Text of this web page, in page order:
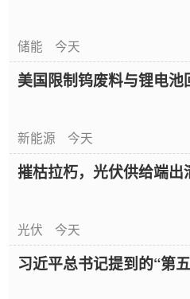
储能 今天
美国限制钨废料与锂电池
新能源 今天
摧枯拉朽，光伏供给端出
光伏 今天
习近平总书记提到的“第